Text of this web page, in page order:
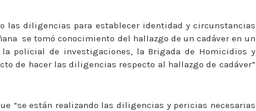
las diligencias para establecer identidad y circunstancias
se tomó conocimiento del hallazgo de un cadáver en un
policial de investigaciones, la Brigada de Homicidios y
de hacer las diligencias respecto al hallazgo de cadáver”
“se están realizando las diligencias y pericias necesarias